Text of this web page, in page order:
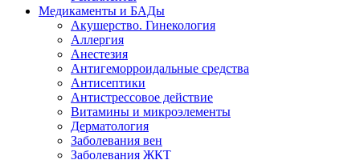
Медикаменты и БАДы
Акушерство. Гинекология
Аллергия
Анестезия
Антигеморроидальные средства
Антисептики
Антистрессовое действие
Витамины и микроэлементы
Дерматология
Заболевания вен
Заболевания ЖКТ